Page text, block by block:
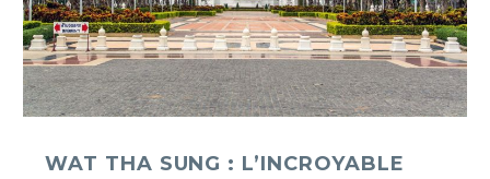
cristal
à
Uthai
Thani
WAT THA SUNG : L’INCROYABLE